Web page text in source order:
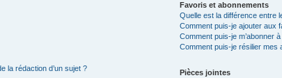
la rédaction d’un sujet ?
Favoris et abonnements
Quelle est la différence entre
Comment puis-je ajouter aux
Comment puis-je m’abonner
Comment puis-je résilier mes
Pièces jointes